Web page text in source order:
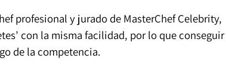
profesional y jurado de MasterChef Celebrity,
con la misma facilidad, por lo que conseguir
de la competencia.